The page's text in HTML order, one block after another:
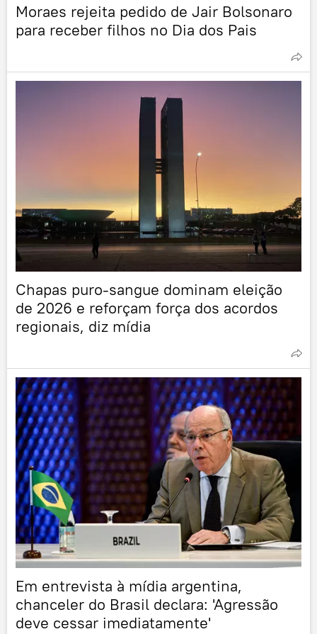
Moraes rejeita pedido de Jair Bolsonaro
para receber filhos no Dia dos Pais
Chapas puro‑sangue dominam eleição
de 2026 e reforçam força dos acordos
regionais, diz mídia
Em entrevista à mídia argentina,
chanceler do Brasil declara: 'Agressão
deve cessar imediatamente'